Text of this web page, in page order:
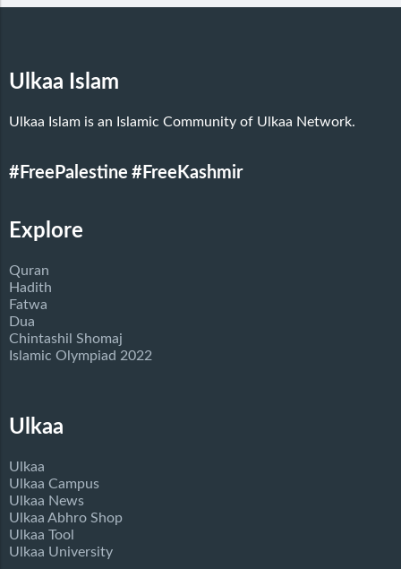
Ulkaa Islam
Ulkaa Islam is an Islamic Community of Ulkaa Network.
#FreePalestine #FreeKashmir
Explore
Quran
Hadith
Fatwa
Dua
Chintashil Shomaj
Islamic Olympiad 2022
Ulkaa
Ulkaa
Ulkaa Campus
Ulkaa News
Ulkaa Abhro Shop
Ulkaa Tool
Ulkaa University